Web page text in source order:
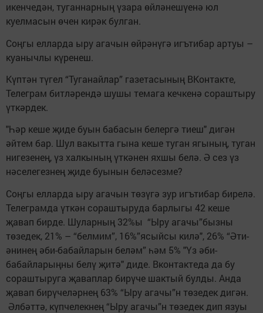
икенчедән, туганнарның үзара өйләнешүенә юл
куелмасын өчен кирәк булган.
Соңгы елларда ыру агачын өйрәнүгә игътибар артуы –
куанычлы күренеш.
Күптән түгел “Туганайлар” газетасының ВКонтакте,
Телеграм битләрендә шушы темага кечкенә сораштыру
үткәрдек.
"Һәр кеше җиде буын бабасын белергә тиеш" дигән
әйтем бар. Шул вакытта гына кеше туган ягының, туган
нигезенең, үз халкының үткәнен яхшы белә. Ә сез үз
нәселегезнең җиде буынын беләсезме?
Соңгы елларда ыру агачын төзүгә зур игътибар бирелә.
Телеграмда үткән сораштыруда барлыгы 42 кеше
җавап бирде. Шуларның 32%ы “Ыру агачы”бызны
төзедек, 21% – “белмим”, 16%”ясыйсы килә", 26% “Әти-
әнинең әби-бабайларын беләм” һәм 5% "Үз әби-
бабайларыңны белү җитә" диде. Вконтактеда да бу
сораштыруга җаваплар бирүче шактый булды. Анда
җавап бирүчеләрнең 63% “Ыру агачы”н төзедек дигән.
Әлбәттә, күпчелекнең “Ыру агачы”н төзедек дип язуы